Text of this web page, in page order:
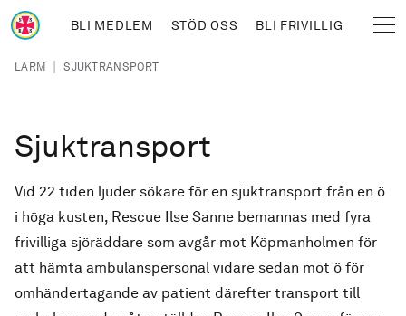
Hoppa till huvudinnehåll
BLI MEDLEM STÖD OSS BLI FRIVILLIG
Länkstig
LARM | SJUKTRANSPORT
Sjuktransport
Vid 22 tiden ljuder sökare för en sjuktransport från en ö
i höga kusten, Rescue Ilse Sanne bemannas med fyra
frivilliga sjöräddare som avgår mot Köpmanholmen för
att hämta ambulanspersonal vidare sedan mot ö för
omhändertagande av patient därefter transport till